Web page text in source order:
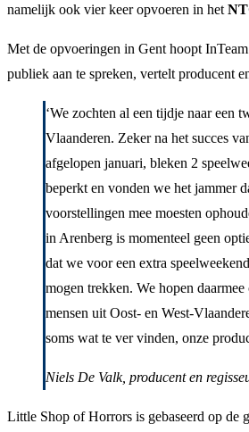
namelijk ook vier keer opvoeren in het
Met de opvoeringen in Gent hoopt
publiek aan te spreken, vertelt producent
‘We zochten al een tijdje naar een
Vlaanderen. Zeker na het succes
afgelopen januari, bleken 2
beperkt en vonden we het jammer
voorstellingen mee moesten
in Arenberg is momenteel geen
dat we voor een extra
mogen trekken. We hopen daarmee
mensen uit Oost- en West-
soms wat te ver vinden, onze
Niels De Valk, producent en
Little Shop of Horrors is gebaseerd op de